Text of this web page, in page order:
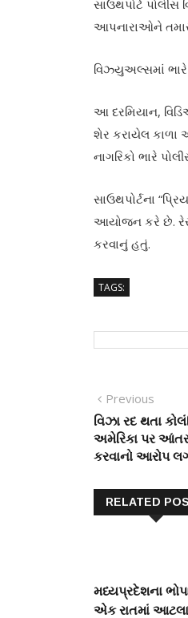
સાઉથપોર્ટ
આપનારાઓને તમારા
વિઝ્યુઅલ્સમાં ભારે
આ દરમિયાન,
શેર કરાયેલ કાળા
નાગરિકો ભારે
સાઉથપોર્ટના
આયોજન કરે છે.
કરવાનું હતું.
TAGS:
Post
Previous
post:
વિઝા રદ થતા
અમેરિકા પર
કરવાનો આરોપ
RELATED
મધ્યપ્રદેશના
એક રાતમાં આટલા